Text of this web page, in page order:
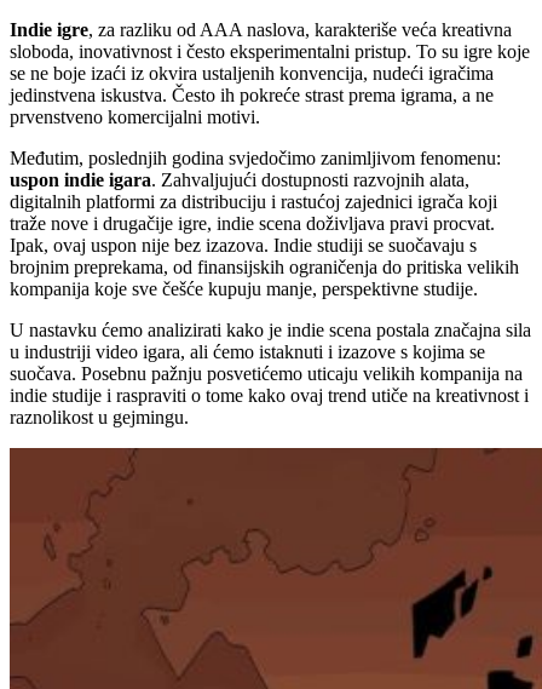
Indie igre, za razliku od AAA naslova, karakteriše veća kreativna
sloboda, inovativnost i često eksperimentalni pristup. To su igre koje
se ne boje izaći iz okvira ustaljenih konvencija, nudeći igračima
jedinstvena iskustva. Često ih pokreće strast prema igrama, a ne
prvenstveno komercijalni motivi.
Međutim, poslednjih godina svjedočimo zanimljivom fenomenu:
uspon indie igara. Zahvaljujući dostupnosti razvojnih alata,
digitalnih platformi za distribuciju i rastućoj zajednici igrača koji
traže nove i drugačije igre, indie scena doživljava pravi procvat.
Ipak, ovaj uspon nije bez izazova. Indie studiji se suočavaju s
brojnim preprekama, od finansijskih ograničenja do pritiska velikih
kompanija koje sve češće kupuju manje, perspektivne studije.
U nastavku ćemo analizirati kako je indie scena postala značajna sila
u industriji video igara, ali ćemo istaknuti i izazove s kojima se
suočava. Posebnu pažnju posvetićemo uticaju velikih kompanija na
indie studije i raspraviti o tome kako ovaj trend utiče na kreativnost i
raznolikost u gejmingu.